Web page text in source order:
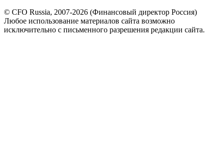
© CFO Russia, 2007-2026 (Финансовый директор Россия)
Любое использование материалов сайта возможно
исключительно с письменного разрешения редакции сайта.